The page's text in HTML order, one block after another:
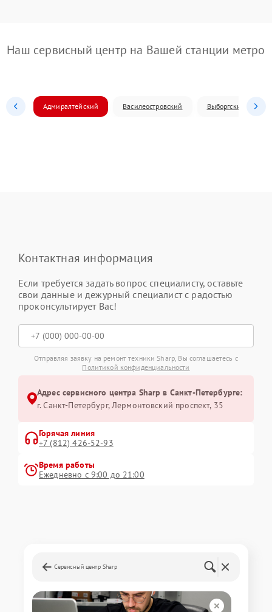
Наш сервисный центр на Вашей станции метро
Адмиралтейский Василеостровский Выборгский
Контактная информация
Если требуется задать вопрос специалисту, оставьте
свои данные и дежурный специалист с радостью
проконсультирует Вас!
Отправляя заявку на ремонт техники Sharp, Вы соглашаетесь с
Политикой конфиденциальности
Адрес сервисного центра Sharp в Санкт-Петербурге:
г. Санкт-Петербург, Лермонтовский проспект, 35
Горячая линия
+7 (812) 426-52-93
Время работы
Ежедневно с 9:00 до 21:00
Сервисный центр Sharp